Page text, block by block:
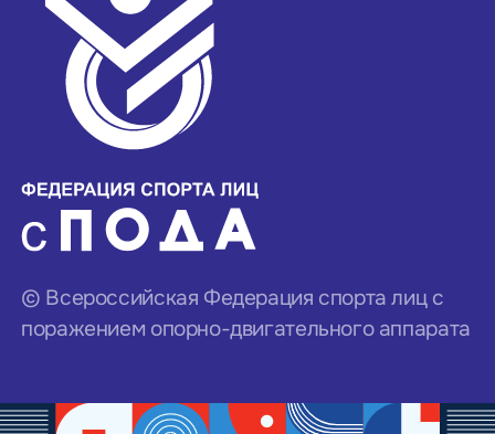
© Всероссийская Федерация спорта лиц с
поражением опорно-двигательного аппарата